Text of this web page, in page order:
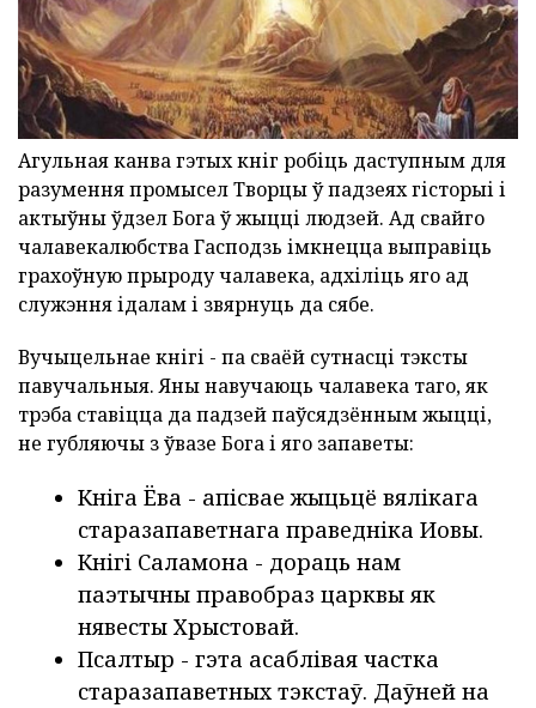
Агульная канва гэтых кніг робіць даступным для
разумення промысел Творцы ў падзеях гісторыі і
актыўны ўдзел Бога ў жыцці людзей. Ад свайго
чалавекалюбства Гасподзь імкнецца выправіць
грахоўную прыроду чалавека, адхіліць яго ад
служэння ідалам і звярнуць да сябе.
Вучыцельнае кнігі - па сваёй сутнасці тэксты
павучальныя. Яны навучаюць чалавека таго, як
трэба ставіцца да падзей паўсядзённым жыцці,
не губляючы з ўвазе Бога і яго запаветы:
Кніга Ёва - апісвае жыцьцё вялікага
старазапаветнага праведніка Иовы.
Кнігі Саламона - дораць нам
паэтычны правобраз царквы як
нявесты Хрыстовай.
Псалтыр - гэта асаблівая частка
старазапаветных тэкстаў. Даўней на